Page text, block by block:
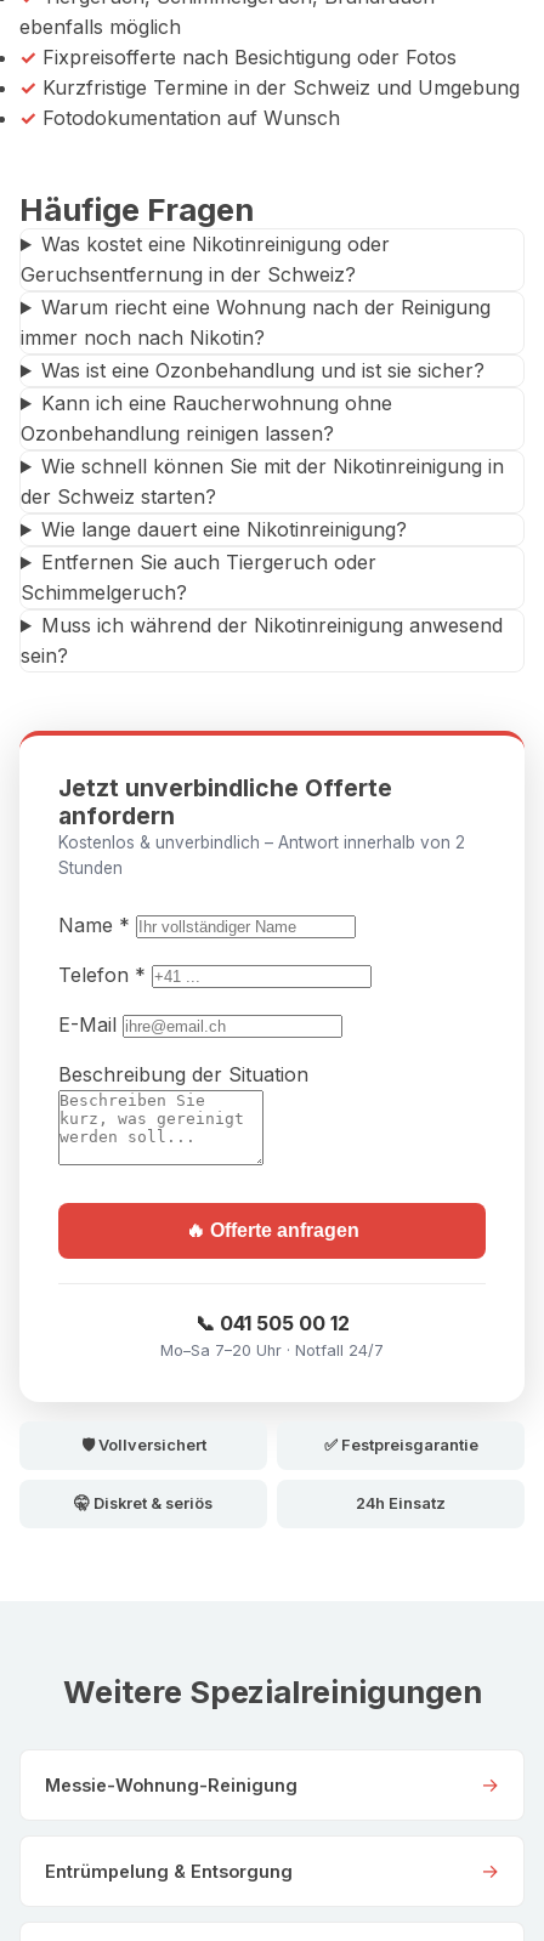
ebenfalls möglich
✓ Fixpreisofferte nach Besichtigung oder Fotos
✓ Kurzfristige Termine in der Schweiz und Umgebung
✓ Fotodokumentation auf Wunsch
Häufige Fragen
Was kostet eine Nikotinreinigung oder
Geruchsentfernung in der Schweiz?
Warum riecht eine Wohnung nach der Reinigung
immer noch nach Nikotin?
Was ist eine Ozonbehandlung und ist sie sicher?
Kann ich eine Raucherwohnung ohne
Ozonbehandlung reinigen lassen?
Wie schnell können Sie mit der Nikotinreinigung in
der Schweiz starten?
Wie lange dauert eine Nikotinreinigung?
Entfernen Sie auch Tiergeruch oder
Schimmelgeruch?
Muss ich während der Nikotinreinigung anwesend
sein?
Jetzt unverbindliche Offerte
anfordern
Kostenlos & unverbindlich – Antwort innerhalb von 2
Stunden
Name *
Telefon *
E-Mail
Beschreibung der Situation
🔥 Offerte anfragen
📞 041 505 00 12
Mo–Sa 7–20 Uhr · Notfall 24/7
🛡️ Vollversichert ✅ Festpreisgarantie
🤫 Diskret & seriös 24h Einsatz
Weitere Spezialreinigungen
Messie-Wohnung-Reinigung →
Entrümpelung & Entsorgung →